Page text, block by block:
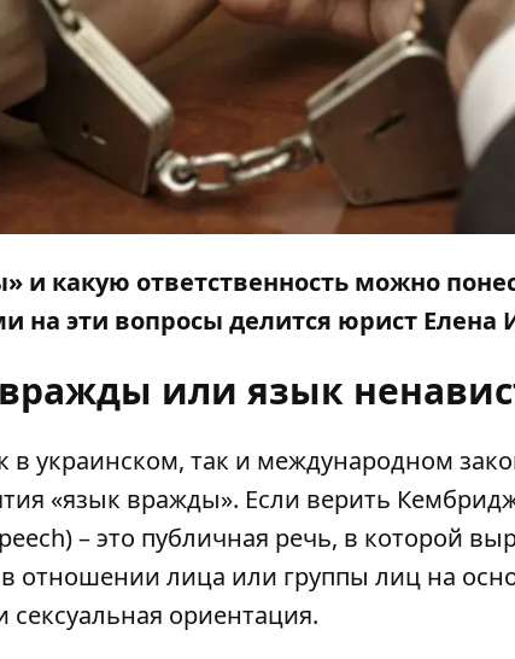
и какую ответственность можно
на эти вопросы делится юрист Елена
или язык
украинском, так и международном
«язык вражды». Если верить
– это публичная речь, в которой
отношении лица или группы лиц на
сексуальная ориентация.